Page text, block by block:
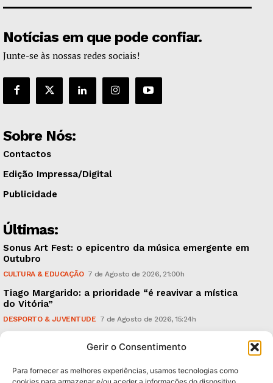
Gerir o Consentimento
Para fornecer as melhores experiências, usamos tecnologias como
Notícias em que pode confiar.
Junte-se às nossas redes sociais!
Sobre Nós:
Contactos
Edição Impressa/Digital
Publicidade
Últimas:
Sonus Art Fest: o epicentro da música emergente em
Outubro
CULTURA & EDUCAÇÃO 7 de Agosto de 2026, 21:00h
Tiago Margarido: a prioridade “é reavivar a mística
do Vitória”
DESPORTO & JUVENTUDE 7 de Agosto de 2026, 15:24h
caudais e antecipa situações de risco